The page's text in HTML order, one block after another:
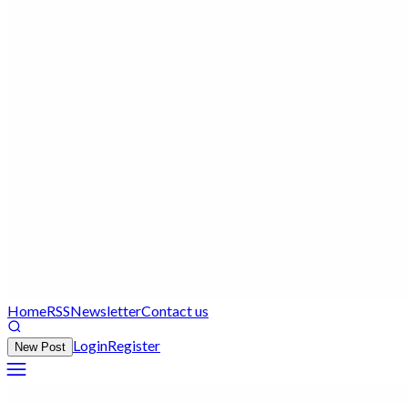
HomeRSSNewsletterContact us
New Post LoginRegister